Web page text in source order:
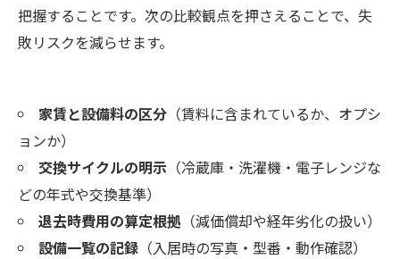
把握することです。次の比較観点を押さえることで、失
敗リスクを減らせます。
家賃と設備料の区分（賃料に含まれているか、オプシ
ョンか）
交換サイクルの明示（冷蔵庫・洗濯機・電子レンジな
どの年式や交換基準）
退去時費用の算定根拠（減価償却や経年劣化の扱い）
設備一覧の記録（入居時の写真・型番・動作確認）